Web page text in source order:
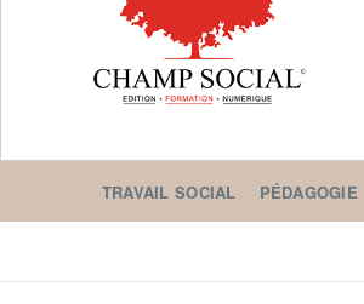
TRAVAIL SOCIAL PÉDAGOGIE